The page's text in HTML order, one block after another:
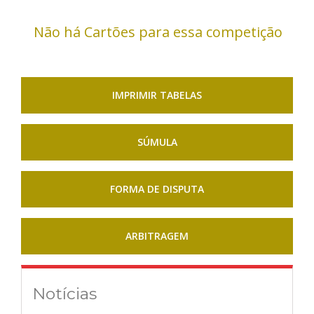
Não há Cartões para essa competição
IMPRIMIR TABELAS
SÚMULA
FORMA DE DISPUTA
ARBITRAGEM
Notícias